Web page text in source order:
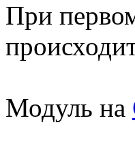
При
Модуль на